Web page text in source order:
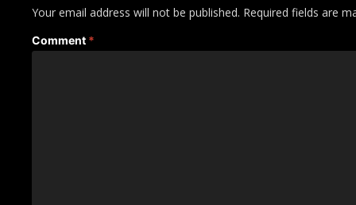
Your email address will not be published. Required fields are
Comment *